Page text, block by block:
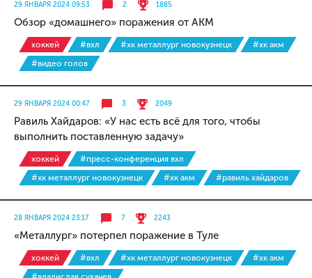
29 ЯНВАРЯ 2024 09:53 2 1885
Обзор «домашнего» поражения от АКМ
хоккей #вхл #хк металлург новокузнецк
#хк акм
#видео голов
29 ЯНВАРЯ 2024 00:47 3 2049
Равиль Хайдаров: «У нас есть всё для того, чтобы
выполнить поставленную задачу»
хоккей
#пресс-конференция вхл
#хк металлург новокузнецк
#хк акм #равиль хайдаров
28 ЯНВАРЯ 2024 23:17 7 2243
«Металлург» потерпел поражение в Туле
хоккей #вхл #хк металлург новокузнецк
#хк акм